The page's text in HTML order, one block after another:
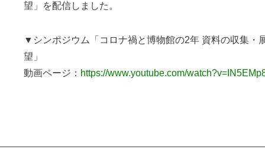
望」を配信しました。
▼シンポジウム「コロナ禍と博物館の2年 資料の収集・
望」
動画ページ： https://www.youtube.com/